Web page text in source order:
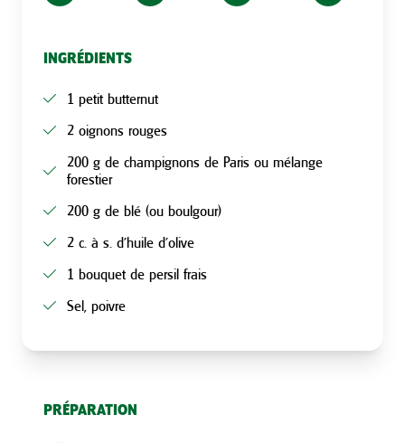
INGRÉDIENTS
1 petit butternut
2 oignons rouges
200 g de champignons de Paris ou mélange
forestier
200 g de blé (ou boulgour)
2 c. à s. d’huile d’olive
1 bouquet de persil frais
Sel, poivre
PRÉPARATION